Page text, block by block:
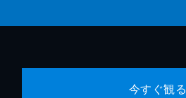
今すぐ観る